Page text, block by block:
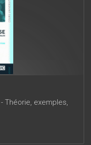
Théorie, exemples,